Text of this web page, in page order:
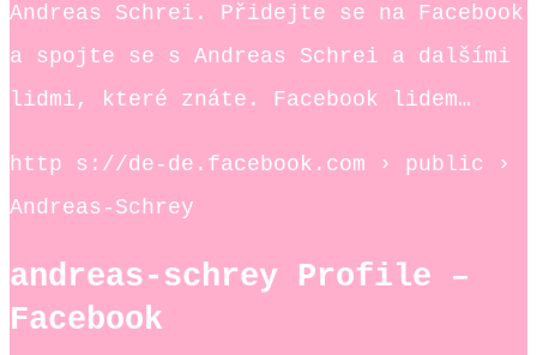
Andreas Schrei. Přidejte se na Facebook
a spojte se s Andreas Schrei a dalšími
lidmi, které znáte. Facebook lidem…
http s://de-de.facebook.com › public ›
Andreas-Schrey
andreas-schrey Profile –
Facebook